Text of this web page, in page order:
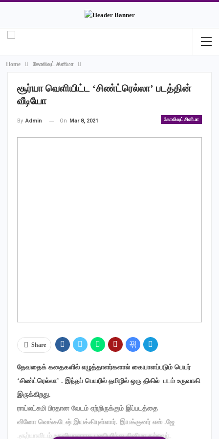
Home கோலிவுட் சினிமா
சூர்யா வெளியிட்ட ‘சிண்ட்ரெல்லா’ படத்தின்
வீடியோ
கோலிவுட் சினிமா
By Admin On Mar 8, 2021
Share
தேவதைக் கதைகளில் எழுத்தாளர்களால் கையாளப்படும் பெயர்
‘சிண்ட்ரெல்லா’ . இந்தப் பெயரில் தமிழில் ஒரு திகில் படம் உருவாகி
இருக்கிறது.
ராய்லட்சுமி பிரதான வேடம் ஏற்றிருக்கும் இப்படத்தை
வினோ வெங்கடேஷ் இயக்கியுள்ளார். இயக்குனர் எஸ் .ஜே
.சூர்யாவிடம் உதவியாளராக பணிபுரிந்து சினிமா கற்றவர்.